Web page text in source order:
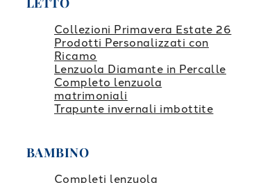
Collezioni Primavera Estate 26
Prodotti Personalizzati con
Ricamo
Lenzuola Diamante in Percalle
Completo lenzuola
matrimoniali
Trapunte invernali imbottite
BAMBINO
Completi lenzuola